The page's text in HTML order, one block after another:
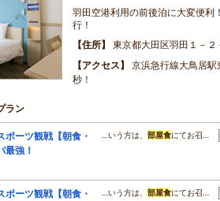
羽田空港利用の前後泊に大変便利
行！
住所
東京都大田区羽田１－２
アクセス
京浜急行線大鳥居
秒！
ラン
ポーツ観戦【朝食・
最強！
…いう方は、 部屋食にてお召…
ポーツ観戦【朝食・
…いう方は、 部屋食にてお召…